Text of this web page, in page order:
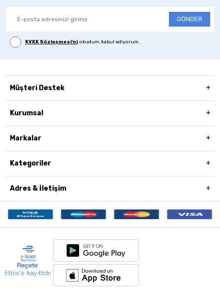
GÖNDER
KVKK Sözleşmesi'ni, okudum, kabul ediyorum.
Müşteri Destek
Kurumsal
Markalar
Kategoriler
Adres & İletişim